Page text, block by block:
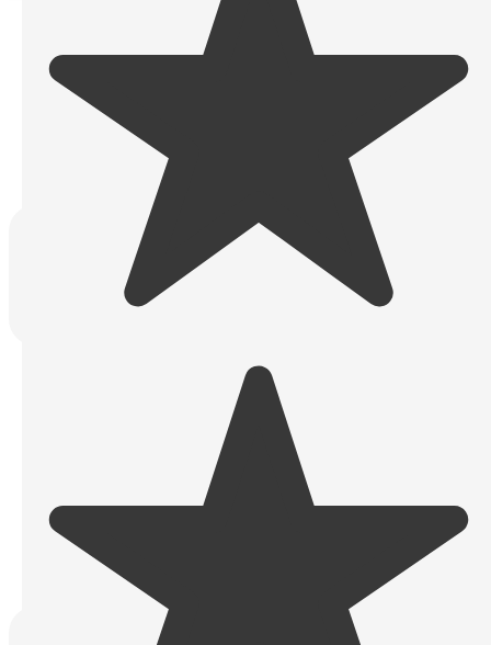
Häufig gestellte Fragen (FAQ)
Wie lange dauert SEO Optimierung in
Hamburg, bis erste Ergebnisse
sichtbar sind?
Die ersten Verbesserungen durch eine professionelle
sind in der Regel nach etwa 2–3 Monaten sichtbar.
Stabile Rankings und nachhaltiger organischer Traffic
entstehen meist innerhalb von
4–6 Monaten – abhängig von Wettbewerb, Ausgangslage
der Website
und der gewählten SEO-Strategie.